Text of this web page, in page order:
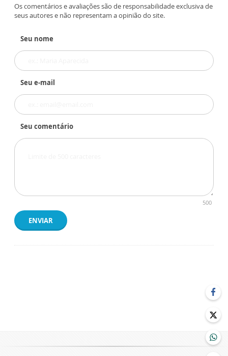
Os comentários e avaliações são de responsabilidade exclusiva de
seus autores e não representam a opinião do site.
Seu nome
Seu e-mail
Seu comentário
500
ENVIAR